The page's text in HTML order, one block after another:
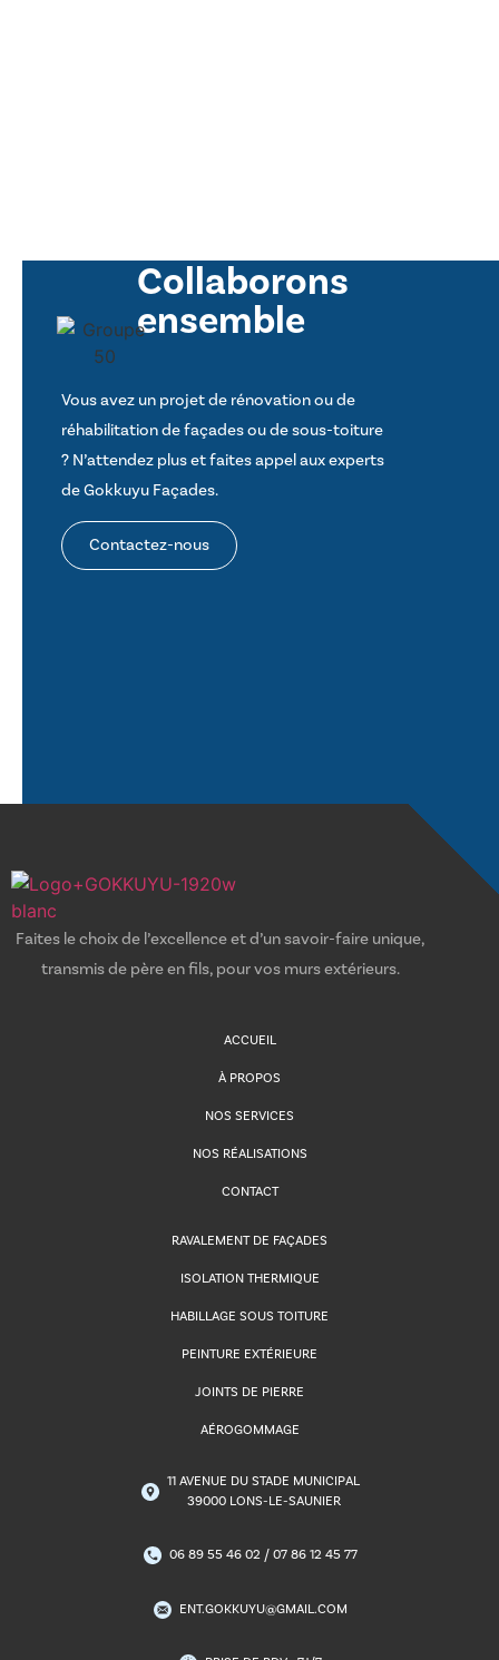
Collaborons
ensemble
Vous avez un projet de rénovation ou de
réhabilitation de façades ou de sous-toiture
? N’attendez plus et faites appel aux experts
de Gokkuyu Façades.
Contactez-nous
Faites le choix de l’excellence et d’un savoir-faire unique,
transmis de père en fils, pour vos murs extérieurs.
ACCUEIL
À PROPOS
NOS SERVICES
NOS RÉALISATIONS
CONTACT
RAVALEMENT DE FAÇADES
ISOLATION THERMIQUE
HABILLAGE SOUS TOITURE
PEINTURE EXTÉRIEURE
JOINTS DE PIERRE
AÉROGOMMAGE
11 AVENUE DU STADE MUNICIPAL
39000 LONS-LE-SAUNIER
06 89 55 46 02 / 07 86 12 45 77
ENT.GOKKUYU@GMAIL.COM